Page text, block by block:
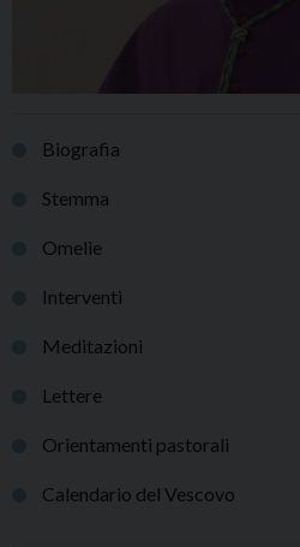
Biografia
Stemma
Omelie
Interventi
Meditazioni
Lettere
Orientamenti pastorali
Calendario del Vescovo